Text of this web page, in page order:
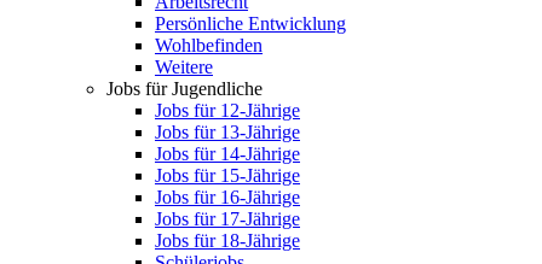
Persönliche Entwicklung
Wohlbefinden
Weitere
Jobs für Jugendliche
Jobs für 12-Jährige
Jobs für 13-Jährige
Jobs für 14-Jährige
Jobs für 15-Jährige
Jobs für 16-Jährige
Jobs für 17-Jährige
Jobs für 18-Jährige